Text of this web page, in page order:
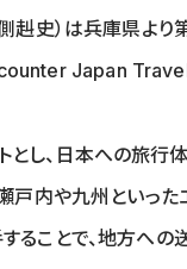
史）は兵庫県より
Japan Travel
、日本への旅行
戸内や九州といっ
ことで、地方へ